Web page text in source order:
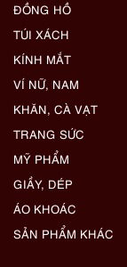
ĐỒNG HỒ
TÚI XÁCH
KÍNH MẮT
VÍ NỮ, NAM
KHĂN, CÀ VẠT
TRANG SỨC
MỸ PHẨM
GIẦY, DÉP
ÁO KHOÁC
SẢN PHẨM KHÁC